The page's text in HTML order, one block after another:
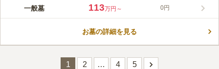
緑が多く、爽やかな風が吹き抜ける民営霊園です。 墓域はお墓
車場は、お盆・お彼岸などの混雑時でも安心して停められます。
この霊園はまだ誰からも評価されていません。
一般墓 113万円～ 0円
お墓の詳細を見る
1 2 … 4 5